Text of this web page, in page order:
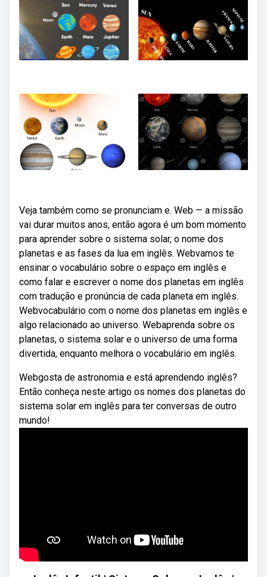
Veja também como se pronunciam e. Web — a missão
vai durar muitos anos, então agora é um bom momento
para aprender sobre o sistema solar, o nome dos
planetas e as fases da lua em inglês. Webvamos te
ensinar o vocabulário sobre o espaço em inglês e
como falar e escrever o nome dos planetas em inglês
com tradução e pronúncia de cada planeta em inglês.
Webvocabulário com o nome dos planetas em inglês e
algo relacionado ao universo. Webaprenda sobre os
planetas, o sistema solar e o universo de uma forma
divertida, enquanto melhora o vocabulário em inglês.
Webgosta de astronomia e está aprendendo inglês?
Então conheça neste artigo os nomes dos planetas do
sistema solar em inglês para ter conversas de outro
mundo!